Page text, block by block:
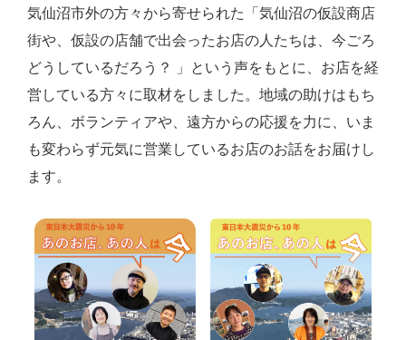
気仙沼市外の方々から寄せられた「気仙沼の仮設商店
街や、仮設の店舗で出会ったお店の人たちは、今ごろ
どうしているだろう？ 」という声をもとに、お店を経
営している方々に取材をしました。地域の助けはもち
ろん、ボランティアや、遠方からの応援を力に、いま
も変わらず元気に営業しているお店のお話をお届けし
ます。